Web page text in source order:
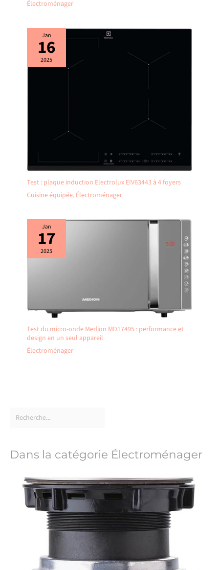
Électroménager
Jan
16
2025
Test : plaque induction Electrolux EIV63443 à 4 foyers
Cuisine équipée, Électroménager
Jan
17
2025
Test du micro-onde Medion MD17495 : performance et
design en un seul appareil
Électroménager
Dans la catégorie Électroménager